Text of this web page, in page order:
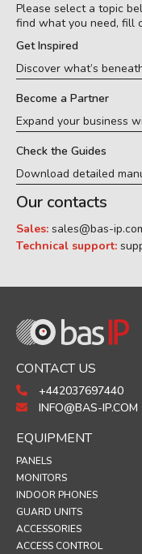
Please select a topic
find what you need, fill
Get Inspired
Discover what’s
Become a Partner
Expand your business
Check the Guides
Download detailed
Our contacts
Sales: sales@bas-
Technical support:
CONTACT US
+442037697440
INFO@BAS-IP.COM
EQUIPMENT
PANELS
MONITORS
INDOOR PHONES
GUARD UNITS
ACCESSORIES
ACCESS CONTROL